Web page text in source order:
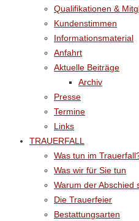
Qualifikationen &
Kundenstimmen
Informationsmaterial
Anfahrt
Aktuelle Beiträge
Archiv
Presse
Termine
Links
TRAUERFALL
Was tun im
Was wir für Sie tun
Warum der Abschied
Die Trauerfeier
Bestattungsarten